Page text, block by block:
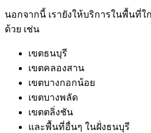
นอกจากนี้ เรายังให้บริการในพื้นที่ใ
ด้วย เช่น
เขตธนบุรี
เขตคลองสาน
เขตบางกอกน้อย
เขตบางพลัด
เขตตลิ่งชัน
และพื้นที่อื่นๆ ในฝั่งธนบุรี